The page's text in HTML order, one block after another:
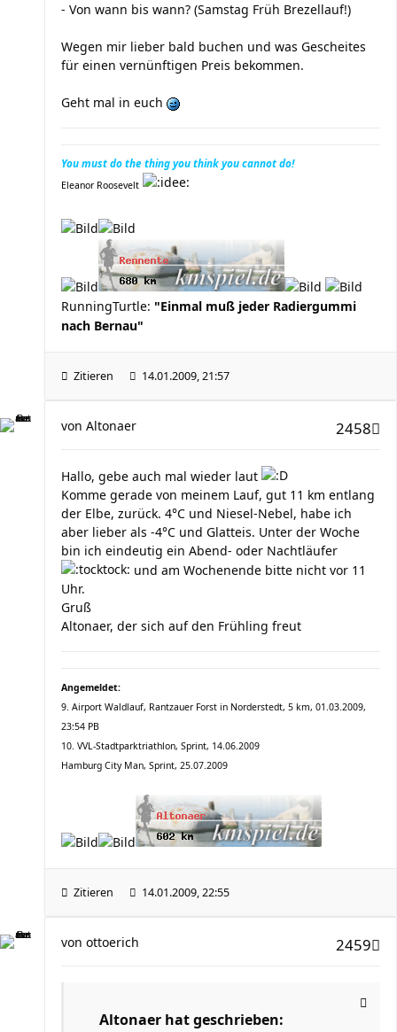
- Von wann bis wann? (Samstag Früh Brezellauf!)
Wegen mir lieber bald buchen und was Gescheites
für einen vernünftigen Preis bekommen.
Geht mal in euch
You must do the thing you think you cannot do!
Eleanor Roosevelt
RunningTurtle: "Einmal muß jeder Radiergummi
nach Bernau"
Zitieren 14.01.2009, 21:57
2458
von Altonaer
Hallo, gebe auch mal wieder laut
Komme gerade von meinem Lauf, gut 11 km entlang
der Elbe, zurück. 4°C und Niesel-Nebel, habe ich
aber lieber als -4°C und Glatteis. Unter der Woche
bin ich eindeutig ein Abend- oder Nachtläufer
und am Wochenende bitte nicht vor 11
Uhr.
Gruß
Altonaer, der sich auf den Frühling freut
Angemeldet:
9. Airport Waldlauf, Rantzauer Forst in Norderstedt, 5 km, 01.03.2009,
23:54 PB
10. VVL-Stadtparktriathlon, Sprint, 14.06.2009
Hamburg City Man, Sprint, 25.07.2009
Zitieren 14.01.2009, 22:55
2459
von ottoerich
Altonaer hat geschrieben: